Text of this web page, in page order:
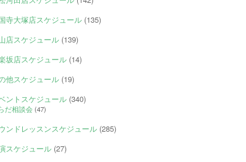
寺大塚店スケジュール (135)
店スケジュール (139)
坂店スケジュール (14)
他スケジュール (19)
ントスケジュール (340)
だ相談会 (47)
ンドレッスンスケジュール (285)
スケジュール (27)